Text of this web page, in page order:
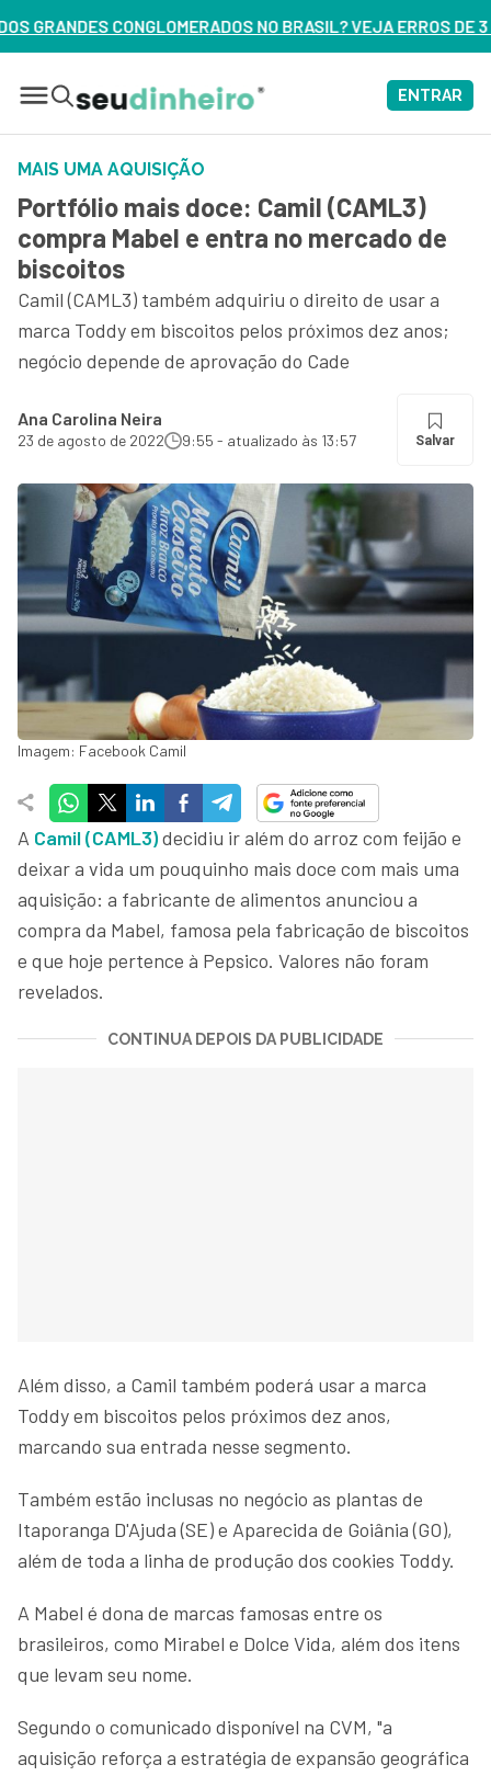
NO BRASIL? VEJA ERROS DE 3 DELES – ASSISTA AGORA
ENTRAR
MAIS UMA AQUISIÇÃO
Portfólio mais doce: Camil (CAML3)
compra Mabel e entra no mercado de
biscoitos
Camil (CAML3) também adquiriu o direito de usar a
marca Toddy em biscoitos pelos próximos dez anos;
negócio depende de aprovação do Cade
Ana Carolina Neira
23 de agosto de 2022 9:55 - atualizado às 13:57 Salvar
Imagem: Facebook Camil
A Camil (CAML3)decidiu ir além do arroz com feijão e
deixar a vida um pouquinho mais doce com mais uma
aquisição: a fabricante de alimentos anunciou a
compra da Mabel, famosa pela fabricação de biscoitos
e que hoje pertence à Pepsico. Valores não foram
revelados.
CONTINUA DEPOIS DA PUBLICIDADE
Além disso, a Camil também poderá usar a marca
Toddy em biscoitos pelos próximos dez anos,
marcando sua entrada nesse segmento.
Também estão inclusas no negócio as plantas de
Itaporanga D'Ajuda (SE) e Aparecida de Goiânia (GO),
além de toda a linha de produção dos cookies Toddy.
A Mabel é dona de marcas famosas entre os
brasileiros, como Mirabel e Dolce Vida, além dos itens
que levam seu nome.
Segundo o comunicado disponível na CVM, "a
aquisição reforça a estratégia de expansão geográfica